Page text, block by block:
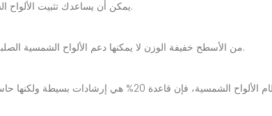
يمكن أن يساعدك تثبيت الألواح الشمسية في منزلك على توفير المال على فواتير الكهرباء وتقليل انبعاثات الكربون والمزيد.
2 days ago · 30-50% من الأسطح خفيفة الوزن لا يمكنها دعم الألواح الشمسية الصلبة التقليدية بأمان. لا تقتصر هذه المشكلة على الأحمال الهيكلية.